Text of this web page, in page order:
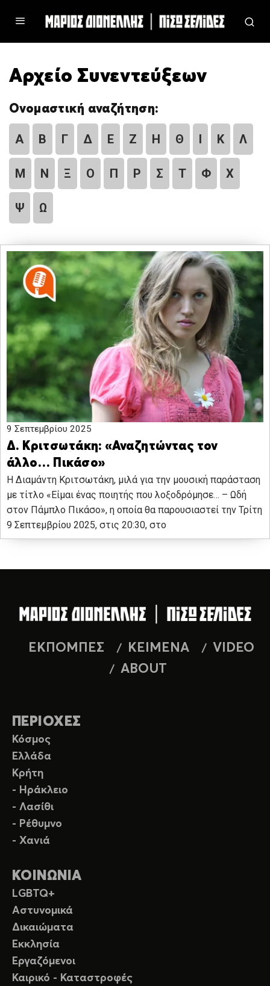
Αρχείο Συνεντεύξεων
Ονομαστική αναζήτηση:
Α Β Γ Δ Ε Ζ Η Θ Ι Κ Λ
Μ Ν Ξ Ο Π Ρ Σ Τ Φ Χ
Ψ Ω
9 Σεπτεμβρίου 2025
Δ. Κριτσωτάκη: «Αναζητώντας τον
άλλο… Πικάσο»
Η Διαμάντη Κριτσωτάκη, μιλά για την μουσική παράσταση
με τίτλο «Είμαι ένας ποιητής που λοξοδρόμησε… – Ωδή
στον Πάμπλο Πικάσο», η οποία θα παρουσιαστεί την Τρίτη
9 Σεπτεμβρίου 2025, στις 20:30, στο
ΕΚΠΟΜΠΕΣ ΚΕΙΜΕΝΑ
VIDEO
ABOUT
ΠΕΡΙΟΧΕΣ
Κόσμος
Ελλάδα
Κρήτη
- Ηράκλειο
- Λασίθι
- Ρέθυμνο
- Χανιά
ΚΟΙΝΩΝΙΑ
LGBTQ+
Αστυνομικά
Δικαιώματα
Εκκλησία
Εργαζόμενοι
Καιρικό - Καταστροφές